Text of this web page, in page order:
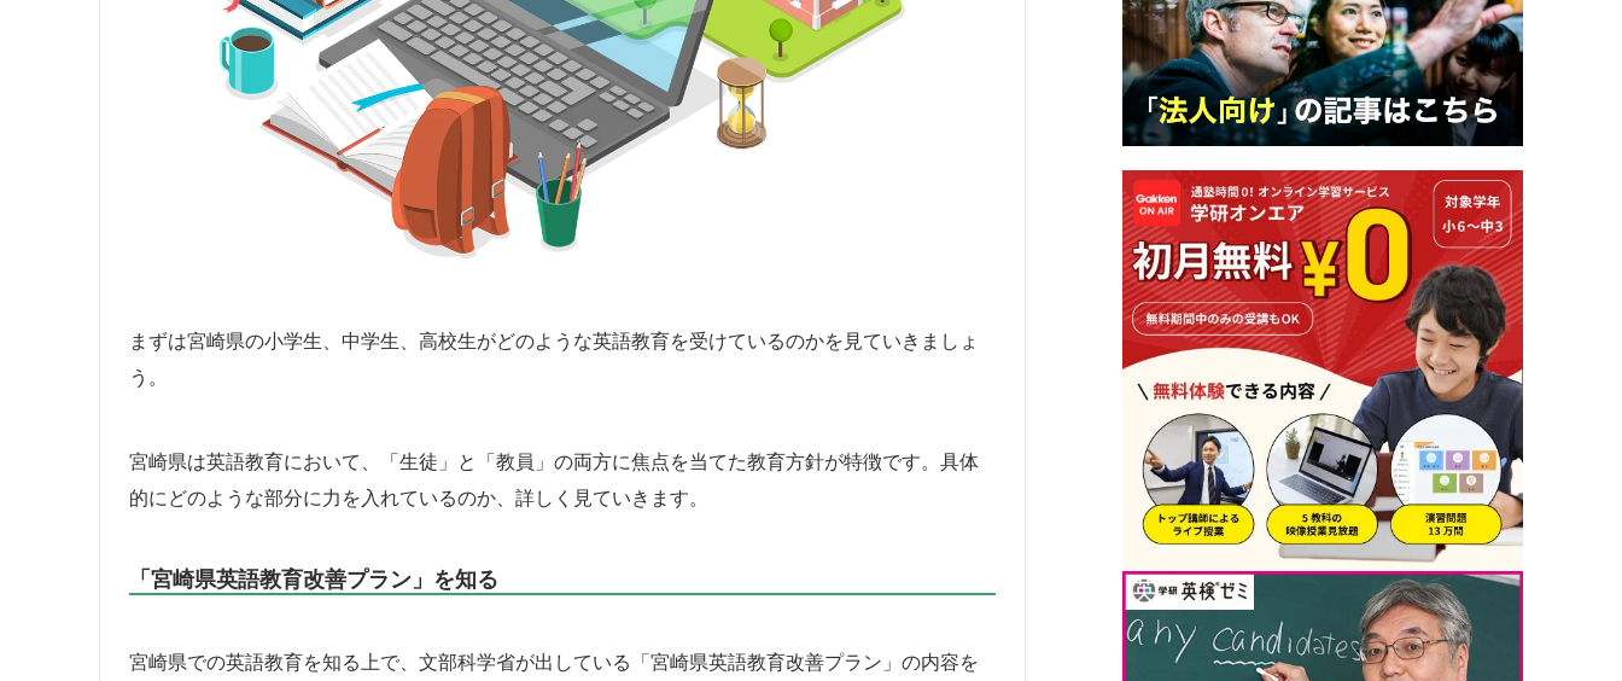
まずは宮崎県の小学生、中学生、高校生がどのような英語教育を受けているのかを見ていきましょ
う。
宮崎県は英語教育において、「生徒」と「教員」の両方に焦点を当てた教育方針が特徴です。具体
的にどのような部分に力を入れているのか、詳しく見ていきます。
「宮崎県英語教育改善プラン」を知る
宮崎県での英語教育を知る上で、文部科学省が出している「宮崎県英語教育改善プラン」の内容を